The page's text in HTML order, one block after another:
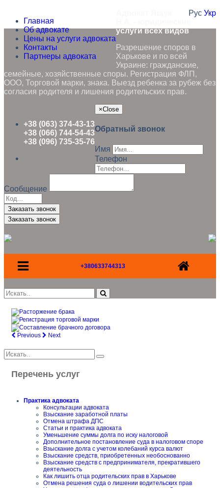
Главная
Об адвокате
Цены на услуги адвоката
Контакты
Партнеры адвоката
Рус Укр
услуги всех видов
Разрешение споров в
Харькове и по всей
Украине: гражданские,
семейные, хозяйственные споры. Регистрация ФЛП,
ООО, Торговой марки, знака. Выезд ребенка за рубеж без
согласия родителя и лишения родительских прав.
+38 (063) 374-43-13
+38 (066) 744-54-43
+38 (096) 735-35-76
×Close
Обратный звонок
Имя
Телефон
Сообщение
Заказать звонок
+380633744313
Previous Next
Перечень услуг
Практика адвоката
Консультации адвоката
Взыскание заработной платы
Отмена штрафа ДПС
Статьи и практика адвоката
Уменьшение суммы долга по иску налоговой
Дополнительное постановление суда в налоговом споре
Взыскание долга с учетом колебаний курса валют
Взыскание средств, приобретенных необоснованно
Взыскание средств с предпринимателя, прекратившего
деятельность
Как лишить отца родительских прав в Харькове
Отмена решения суда о лишении водительских прав